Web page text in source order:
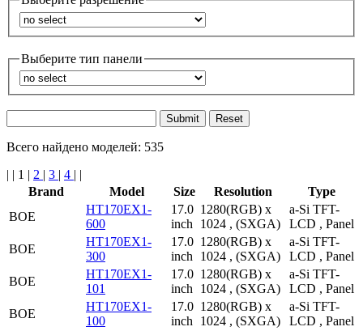
Выберите тип панели
Reset
Всего найдено моделей: 535
| | 1 | 2 | 3 | 4 | |
Brand
Model Size Resolution
Type
BOE
HT170EX1-
600
17.0
inch
1280(RGB) x
1024 , (SXGA)
a-Si TFT-
LCD , Panel
BOE
HT170EX1-
300
17.0
inch
1280(RGB) x
1024 , (SXGA)
a-Si TFT-
LCD , Panel
BOE
HT170EX1-
101
17.0
inch
1280(RGB) x
1024 , (SXGA)
a-Si TFT-
LCD , Panel
BOE
HT170EX1-
100
17.0
inch
1280(RGB) x
1024 , (SXGA)
a-Si TFT-
LCD , Panel